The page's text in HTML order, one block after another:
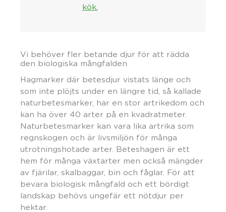
kök.
Vi behöver fler betande djur för att rädda
den biologiska mångfalden
Hagmarker där betesdjur vistats länge och
som inte plöjts under en längre tid, så kallade
naturbetesmarker, har en stor artrikedom och
kan ha över 40 arter på en kvadratmeter.
Naturbetesmarker kan vara lika artrika som
regnskogen och är livsmiljön för många
utrotningshotade arter. Beteshagen är ett
hem för många växtarter men också mängder
av fjärilar, skalbaggar, bin och fåglar. För att
bevara biologisk mångfald och ett bördigt
landskap behövs ungefär ett nötdjur per
hektar.